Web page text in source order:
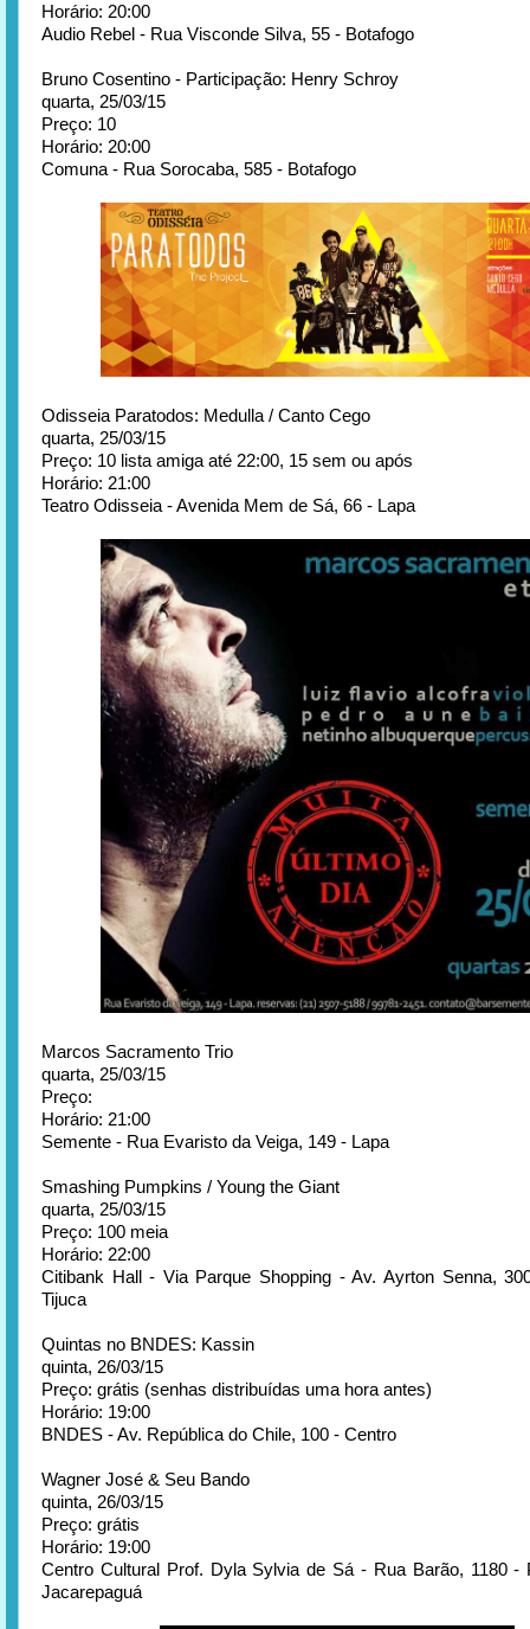
Horário: 20:00
Audio Rebel - Rua Visconde Silva, 55 - Botafogo
Bruno Cosentino - Participação: Henry Schroy
quarta, 25/03/15
Preço: 10
Horário: 20:00
Comuna - Rua Sorocaba, 585 - Botafogo
Odisseia Paratodos: Medulla / Canto Cego
quarta, 25/03/15
Preço: 10 lista amiga até 22:00, 15 sem ou após
Horário: 21:00
Teatro Odisseia - Avenida Mem de Sá, 66 - Lapa
Marcos Sacramento Trio
quarta, 25/03/15
Preço:
Horário: 21:00
Semente - Rua Evaristo da Veiga, 149 - Lapa
Smashing Pumpkins / Young the Giant
quarta, 25/03/15
Preço: 100 meia
Horário: 22:00
Citibank Hall - Via Parque Shopping - Av. Ayrton Senna,
Tijuca
Quintas no BNDES: Kassin
quinta, 26/03/15
Preço: grátis (senhas distribuídas uma hora antes)
Horário: 19:00
BNDES - Av. República do Chile, 100 - Centro
Wagner José & Seu Bando
quinta, 26/03/15
Preço: grátis
Horário: 19:00
Centro Cultural Prof. Dyla Sylvia de Sá - Rua Barão, 1180 -
Jacarepaguá